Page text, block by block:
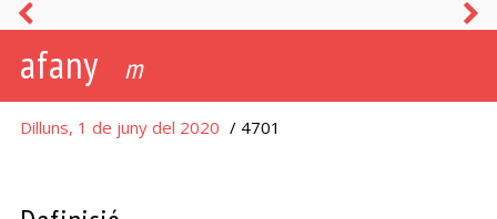
afany m
Dilluns, 1 de juny del 2020 / 4701
malson